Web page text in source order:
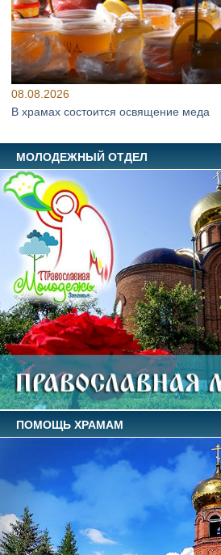
08.08.2026
В храмах состоится освящение меда
МОЛОДЕЖНЫЙ ОТДЕЛ
ПОМОЩЬ ХРАМАМ